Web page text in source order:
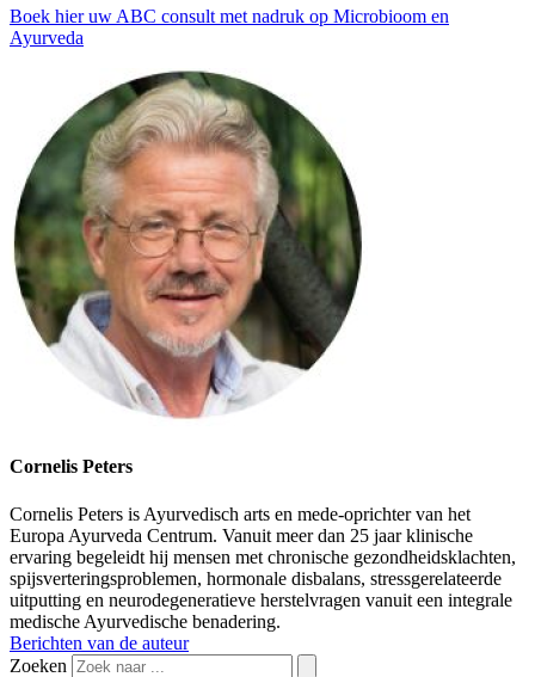
Boek hier uw ABC consult met nadruk op Microbioom en
Ayurveda
Cornelis Peters
Cornelis Peters is Ayurvedisch arts en mede-oprichter van het
Europa Ayurveda Centrum. Vanuit meer dan 25 jaar klinische
ervaring begeleidt hij mensen met chronische gezondheidsklachten,
spijsverteringsproblemen, hormonale disbalans, stressgerelateerde
uitputting en neurodegeneratieve herstelvragen vanuit een integrale
medische Ayurvedische benadering.
Berichten van de auteur
Zoeken